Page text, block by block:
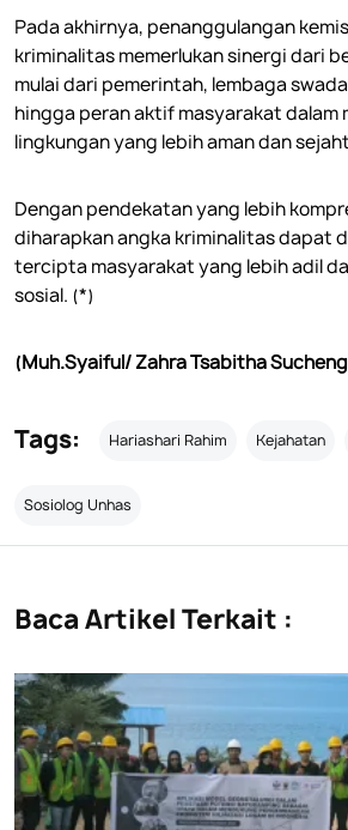
Pada akhirnya, penanggulangan
kriminalitas memerlukan sinergi dari
mulai dari pemerintah, lembaga
hingga peran aktif masyarakat dalam
lingkungan yang lebih aman dan
Dengan pendekatan yang lebih
diharapkan angka kriminalitas dapat
tercipta masyarakat yang lebih adil
sosial. (*)
(Muh.Syaiful/ Zahra Tsabitha
Tags: Hariashari Rahim Kejahatan
Sosiolog Unhas
Baca Artikel Terkait :